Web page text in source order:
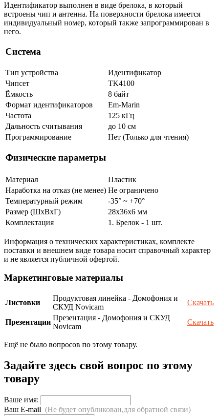
Идентификатор выполнен в виде брелока, в который
встроены чип и антенна. На поверхности брелока имеется
индивидуальный номер, который также запрограммирован в
него.
Система
Тип устройства
Идентификатор
Чипсет
TK4100
Ёмкость
8 байт
Формат идентификаторов
Em-Marin
Частота
125 кГц
Дальность считывания
до 10 см
Программирование
Нет (Только для чтения)
Физические параметры
Материал
Пластик
Наработка на отказ (не менее) Не ограничено
Температурный режим
-35° ~ +70°
Размер (ШxВxГ)
28х36x6 мм
Комплектация
1. Брелок - 1 шт.
Информация о технических характеристиках, комплекте
поставки и внешнем виде товара носит справочный характер
и не является публичной офертой.
Маркетинговые материалы
Листовки
Продуктовая линейка - Домофония и
СКУД Novicam
Скачать
Презентации
Презентация - Домофония и СКУД
Novicam
Скачать
Ещё не было вопросов по этому товару.
Задайте здесь свой вопрос по этому
товару
Ваше имя:
Ваш E-mail (Не будет опубликован,для обратной связи)